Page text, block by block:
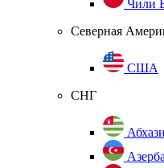
Чили
Северная
США
СНГ